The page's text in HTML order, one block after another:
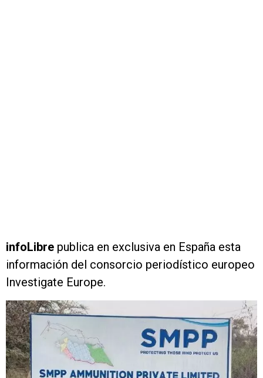
infoLibre publica en exclusiva en España esta
información del consorcio periodístico europeo
Investigate Europe.